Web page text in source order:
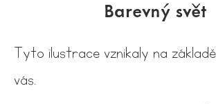
Barevný svět
Tyto ilustrace vznikaly na
vás.